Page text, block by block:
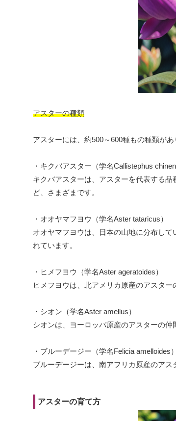
アスターの種類
アスターには、約500～600種もの種類が
・キクバアスター（学名Callistephus
キクバアスターは、アスターを代表する
ど、さまざまです。
・オオヤマフヨウ（学名Aster tataricus）
オオヤマフヨウは、日本の山地に分布し
れています。
・ヒメフヨウ（学名Aster ageratoides）
ヒメフヨウは、北アメリカ原産のアスタ
・シオン（学名Aster amellus）
シオンは、ヨーロッパ原産のアスターの
・ブルーデージー（学名Felicia amelloides）
ブルーデージーは、南アフリカ原産のア
アスターの育て方